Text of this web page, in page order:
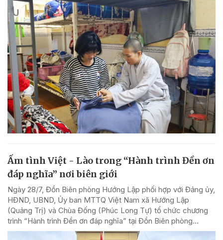
Ấm tình Việt - Lào trong “Hành trình Đền ơn
đáp nghĩa” nơi biên giới
Ngày 28/7, Đồn Biên phòng Hướng Lập phối hợp với Đảng ủy,
HĐND, UBND, Ủy ban MTTQ Việt Nam xã Hướng Lập
(Quảng Trị) và Chùa Đống (Phúc Long Tự) tổ chức chương
trình “Hành trình Đền ơn đáp nghĩa” tại Đồn Biên phòng...